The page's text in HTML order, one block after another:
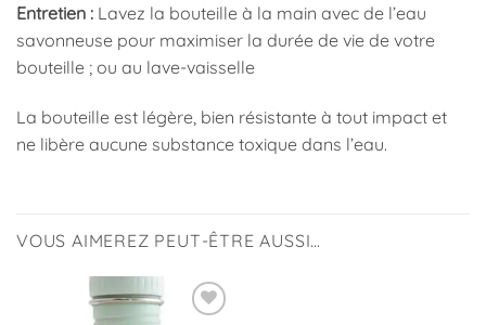
Entretien : Lavez la bouteille à la main avec de l’eau
savonneuse pour maximiser la durée de vie de votre
bouteille ; ou au lave-vaisselle
La bouteille est légère, bien résistante à tout impact et
ne libère aucune substance toxique dans l’eau.
VOUS AIMEREZ PEUT-ÊTRE AUSSI…